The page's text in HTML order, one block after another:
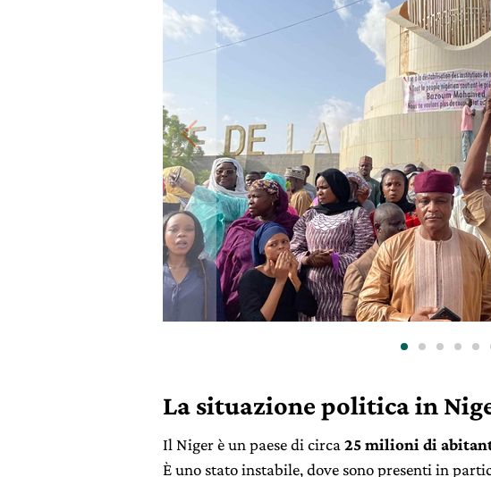
La situazione politica in
Il Niger è un paese di circa25 milioni di
È uno stato instabile, dove sono presenti in